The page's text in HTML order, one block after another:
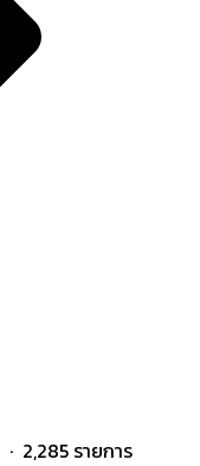
· 2,285 รายการ